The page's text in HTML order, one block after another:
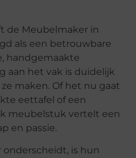
de Meubelmaker in
als een betrouwbare
handgemaakte
aan het vak is duidelijk
maken. Of het nu gaat
eettafel of een
meubelstuk vertelt een
en passie.
is hun